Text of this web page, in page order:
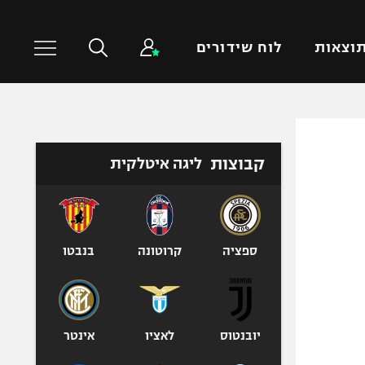
תוצאות לוח שידורים
טניס
כדורעף
אגרוף
ספורט אולימפי
קבוצות ליגה איטלקית
ספציה קרוטונה בנבטו
יובנטוס לאציו אינטר